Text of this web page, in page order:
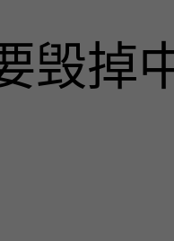
毁掉